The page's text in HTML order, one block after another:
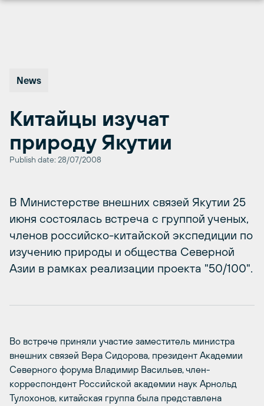
News
Китайцы изучат
природу Якутии
Publish date: 28/07/2008
В Министерстве внешних связей Якутии 25
июня состоялась встреча с группой ученых,
членов российско-китайской экспедиции по
изучению природы и общества Северной
Азии в рамках реализации проекта "50/100".
Во встрече приняли участие заместитель министра
внешних связей Вера Сидорова, президент Академии
Северного форума Владимир Васильев, член-
корреспондент Российской академии наук Арнольд
Тулохонов, китайская группа была представлена